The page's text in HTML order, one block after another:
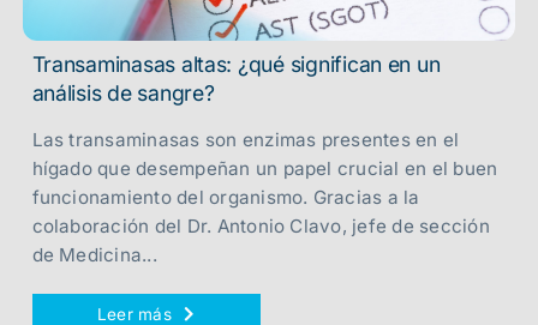
Transaminasas altas: ¿qué significan en un
análisis de sangre?
Las transaminasas son enzimas presentes en el
hígado que desempeñan un papel crucial en el buen
funcionamiento del organismo. Gracias a la
colaboración del Dr. Antonio Clavo, jefe de sección
de Medicina...
Leer más